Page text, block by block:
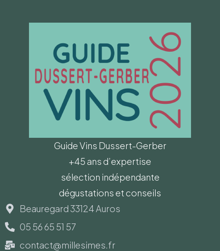
Guide Vins Dussert-Gerber
+45 ans d’expertise
sélection indépendante
dégustations et conseils
Beauregard 33124 Auros
05 56 65 51 57
contact@millesimes.fr